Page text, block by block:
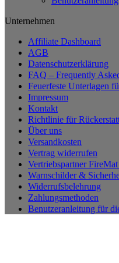
Unternehmen
Affiliate Dashboard
AGB
Datenschutzerklärung
FAQ – Frequently
Feuerfeste Unterlagen
Impressum
Kontakt
Richtlinie für
Über uns
Versandkosten
Vertrag widerrufen
Vertriebspartner
Warnschilder &
Widerrufsbelehrung
Zahlungsmethoden
Benutzeranleitung für